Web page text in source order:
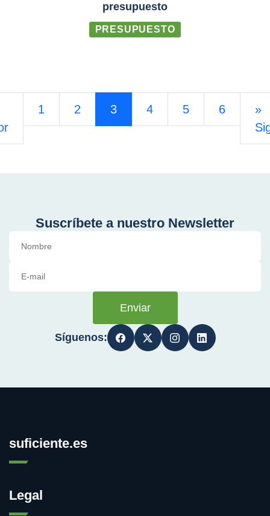
presupuesto
PRESUPUESTO
1 2 3 4 5 6
»
Suscríbete a nuestro Newsletter
Enviar
Síguenos:
suficiente.es
Legal